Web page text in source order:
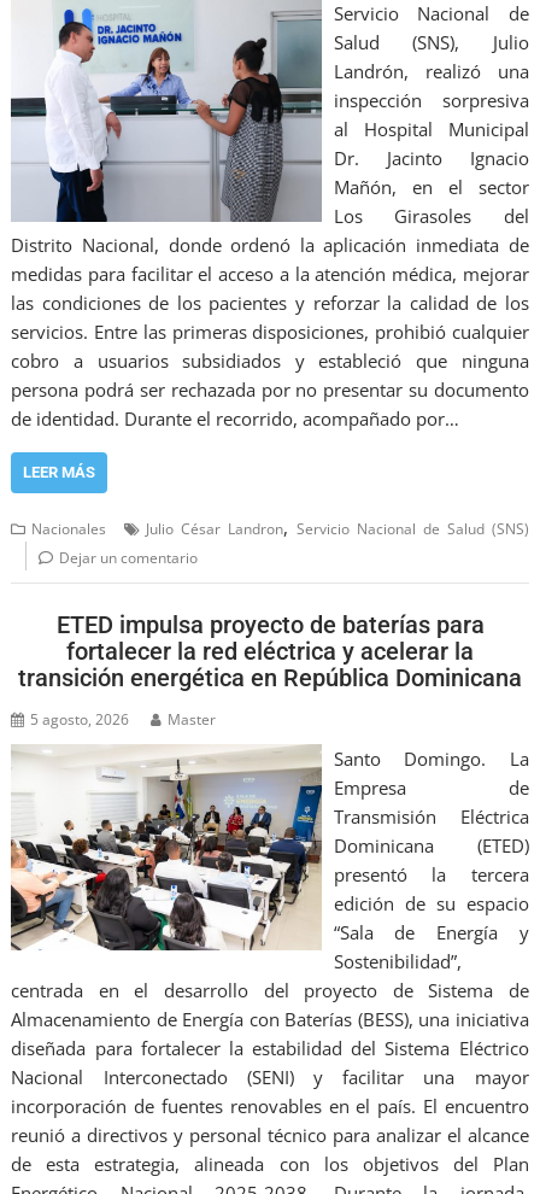
Servicio Nacional de
Salud (SNS), Julio
Landrón, realizó una
inspección sorpresiva
al Hospital Municipal
Dr. Jacinto Ignacio
Mañón, en el sector
Los Girasoles del
Distrito Nacional, donde ordenó la aplicación inmediata de
medidas para facilitar el acceso a la atención médica, mejorar
las condiciones de los pacientes y reforzar la calidad de los
servicios. Entre las primeras disposiciones, prohibió cualquier
cobro a usuarios subsidiados y estableció que ninguna
persona podrá ser rechazada por no presentar su documento
de identidad. Durante el recorrido, acompañado por…
LEER MÁS
Nacionales Julio César Landron,Servicio Nacional de Salud (SNS)
Dejar un comentario
ETED impulsa proyecto de baterías para
fortalecer la red eléctrica y acelerar la
transición energética en República Dominicana
5 agosto, 2026 Master
Santo Domingo. La
Empresa de
Transmisión Eléctrica
Dominicana (ETED)
presentó la tercera
edición de su espacio
“Sala de Energía y
Sostenibilidad”,
centrada en el desarrollo del proyecto de Sistema de
Almacenamiento de Energía con Baterías (BESS), una iniciativa
diseñada para fortalecer la estabilidad del Sistema Eléctrico
Nacional Interconectado (SENI) y facilitar una mayor
incorporación de fuentes renovables en el país. El encuentro
reunió a directivos y personal técnico para analizar el alcance
de esta estrategia, alineada con los objetivos del Plan